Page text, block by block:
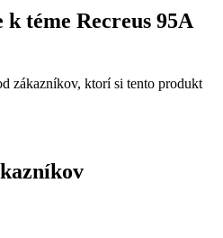
k téme Recreus 95A
zákazníkov, ktorí si tento produkt